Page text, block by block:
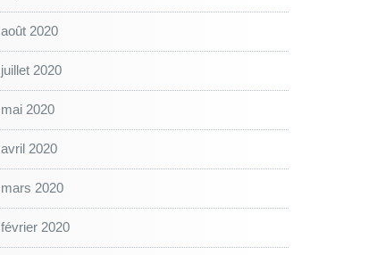
août 2020
juillet 2020
mai 2020
avril 2020
mars 2020
février 2020